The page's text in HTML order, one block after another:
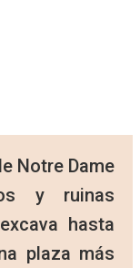
Notre Dame
y ruinas
hasta
plaza más